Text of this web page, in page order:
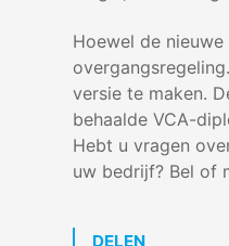
Hoewel de
versie te maken.
behaalde VCA-
Hebt u vragen
uw bedrijf? Bel of
DELEN